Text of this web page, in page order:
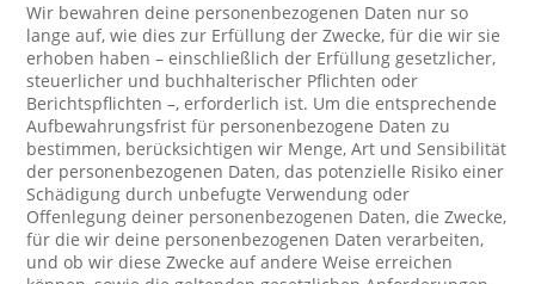
Wir bewahren deine personenbezogenen Daten nur so
lange auf, wie dies zur Erfüllung der Zwecke, für die wir sie
erhoben haben – einschließlich der Erfüllung gesetzlicher,
steuerlicher und buchhalterischer Pflichten oder
Berichtspflichten –, erforderlich ist. Um die entsprechende
Aufbewahrungsfrist für personenbezogene Daten zu
bestimmen, berücksichtigen wir Menge, Art und Sensibilität
der personenbezogenen Daten, das potenzielle Risiko einer
Schädigung durch unbefugte Verwendung oder
Offenlegung deiner personenbezogenen Daten, die Zwecke,
für die wir deine personenbezogenen Daten verarbeiten,
und ob wir diese Zwecke auf andere Weise erreichen